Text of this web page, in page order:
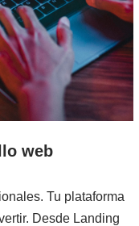
web
Tu plataforma
Desde Landing